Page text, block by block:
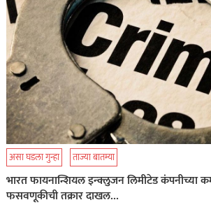
असा घडला गुन्हा ताज्या बातम्या
भारत फायनान्शियल इन्क्लुजन लिमीटेड कंपनीच्या
फसवणूकीची तक्रार दाखल…